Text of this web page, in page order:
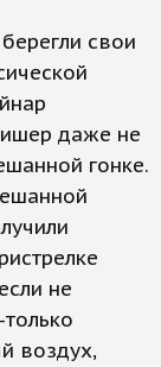
свои
даже не
гонке.
не
воздух,